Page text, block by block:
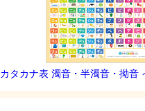
カタカナ表 濁音・半濁音・拗音